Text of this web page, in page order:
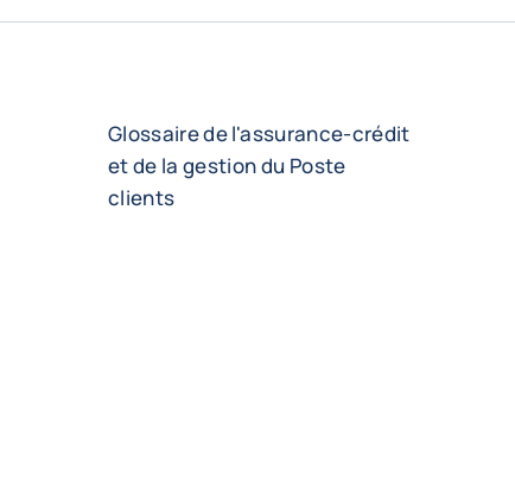
Glossaire de l'assurance-crédit
et de la gestion du Poste
clients